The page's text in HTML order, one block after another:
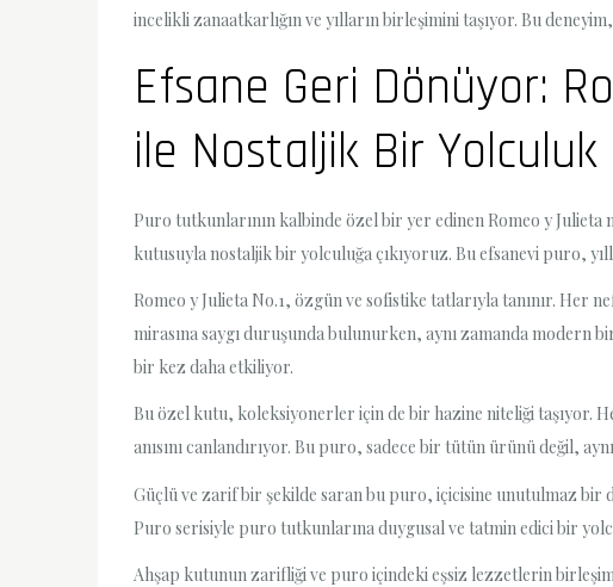
incelikli zanaatkarlığın ve yılların birleşimini taşıyor. Bu
Efsane Geri Dönüyor:
ile Nostaljik Bir Yolculuk
Puro tutkunlarının kalbinde özel bir yer edinen Romeo y
kutusuyla nostaljik bir yolculuğa çıkıyoruz. Bu efsanevi puro,
Romeo y Julieta No.1, özgün ve sofistike tatlarıyla tanınır. Her
mirasına saygı duruşunda bulunurken, aynı zamanda modern
bir kez daha etkiliyor.
Bu özel kutu, koleksiyonerler için de bir hazine niteliği taşıyor.
anısını canlandırıyor. Bu puro, sadece bir tütün ürünü değil,
Güçlü ve zarif bir şekilde saran bu puro, içicisine unutulmaz bir
Puro serisiyle puro tutkunlarına duygusal ve tatmin edici bir
Ahşap kutunun zarifliği ve puro içindeki eşsiz lezzetlerin